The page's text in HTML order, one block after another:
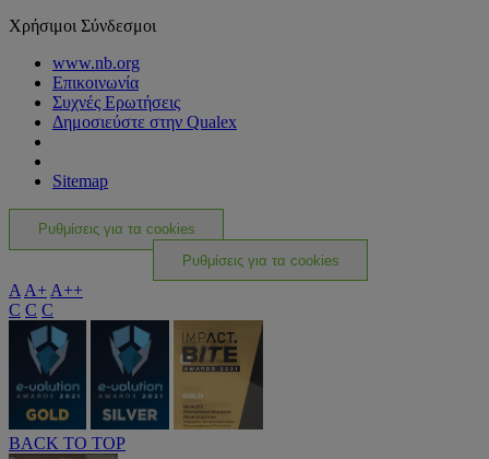
Χρήσιμοι Σύνδεσμοι
www.nb.org
Επικοινωνία
Συχνές Ερωτήσεις
Δημοσιεύστε στην Qualex
Sitemap
Ρυθμίσεις για τα cookies
Ρυθμίσεις για τα cookies
A A+ A++
C C C
BACK TO TOP